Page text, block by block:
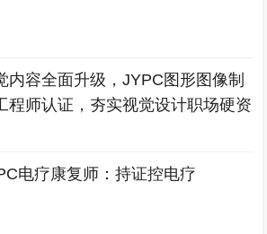
内容全面升级，JYPC图形图像制
程师认证，夯实视觉设计职场硬资
电疗康复师：持证控电疗